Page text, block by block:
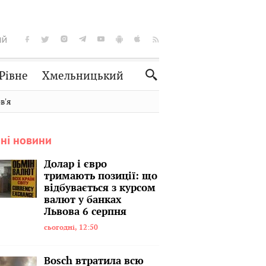
Хмельницький
Словко
Спорт
Нерухомість Домашні тварини
новини
Долар і євро
тримають позиції: що
відбувається з курсом
валют у банках
Львова 6 серпня
сьогодні, 12:50
Bosch втратила всю